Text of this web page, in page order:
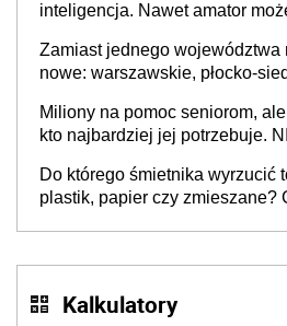
inteligencja. Nawet amator
Zamiast jednego województwa
nowe: warszawskie, płocko-
stołecznych
Miliony na pomoc seniorom,
kto najbardziej jej potrzebuje.
Do którego śmietnika wyrzucić
plastik, papier czy zmieszane?
Kalkulatory